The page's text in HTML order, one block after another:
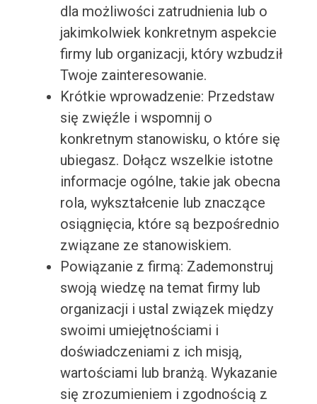
dla możliwości zatrudnienia lub o
jakimkolwiek konkretnym aspekcie
firmy lub organizacji, który wzbudził
Twoje zainteresowanie.
Krótkie wprowadzenie: Przedstaw
się zwięźle i wspomnij o
konkretnym stanowisku, o które się
ubiegasz. Dołącz wszelkie istotne
informacje ogólne, takie jak obecna
rola, wykształcenie lub znaczące
osiągnięcia, które są bezpośrednio
związane ze stanowiskiem.
Powiązanie z firmą: Zademonstruj
swoją wiedzę na temat firmy lub
organizacji i ustal związek między
swoimi umiejętnościami i
doświadczeniami z ich misją,
wartościami lub branżą. Wykazanie
się zrozumieniem i zgodnością z